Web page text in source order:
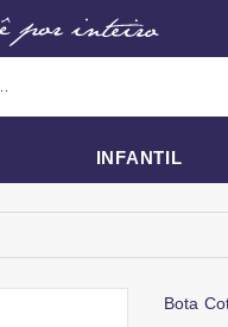
INFANTIL
Bota